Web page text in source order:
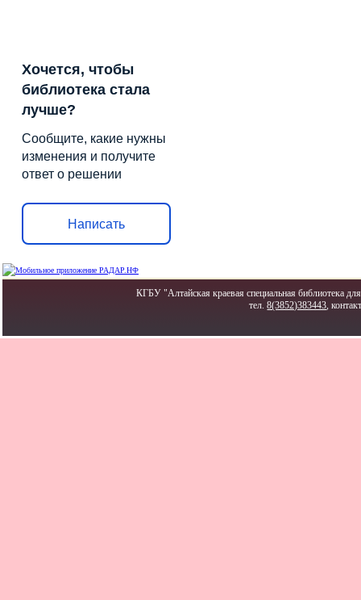
Хочется, чтобы
библиотека стала
лучше?
Сообщите, какие нужны
изменения и получите
ответ о решении
Написать
КГБУ "Алтайская краевая специальная библиотека
тел.8(3852)383443,